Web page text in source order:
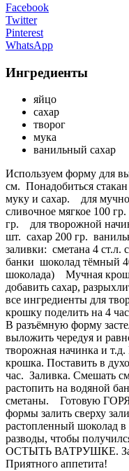
Facebook
Twitter
Pinterest
WhatsApp
Ингредиенты
яйцо
сахар
творог
мука
ванильный сахар
Используем форму для
см. Понадобиться
муку и сахар. для
сливочное мягкое 100
гр. для творожной
шт. сахар 200 гр.
заливки: сметана 4 ст.л.
банки шоколад тёмный
шоколада) Мучная
добавить сахар,
все ингредиенты для
крошку поделить на 4
В разъёмную форму
выложить чередуя и
творожная начинка и
крошка. Поставить в
час. Заливка. Смешать
растопить на водяной
сметаны. Готовую
формы залить сверху
растопленный шоколад в
разводы, чтобы
ОСТЫТЬ ВАТРУШКЕ. За
Приятного аппетита!